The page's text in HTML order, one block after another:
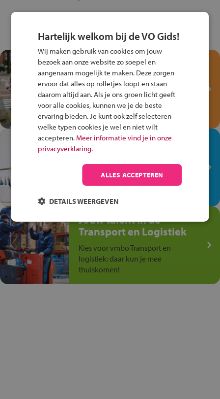
Test je kennis met het
Fiets Veilig
Verkeersspel!
Speel het Fiets Veilig Verkeersspel
en win een Cortina-fiets!
In de winkel ben je op je
plek!
Ontdek via het vmbo jouw talent
op de winkelvloer, waar elke dag
Jouw talent in de
Transport en Logistiek
Kies voor vmbo Transport en
logistiek: daar kun je mee
thuiskomen!
Hartelijk welkom bij de VO Gids!
Wij maken gebruik van cookies om jouw
bezoek aan onze website zo soepel en
aangenaam mogelijk te maken. Deze zorgen
ervoor dat alles op rolletjes loopt en staan
daarom altijd aan. Als je ons groen licht geeft
voor alle cookies, kunnen we je de beste
ervaring bieden. Je kunt ook zelf selecteren
welke typen cookies je wel en niet wilt
accepteren. Meer informatie vind je in onze
privacyverklaring.
ALLES ACCEPTEREN
DETAILS WEERGEVEN